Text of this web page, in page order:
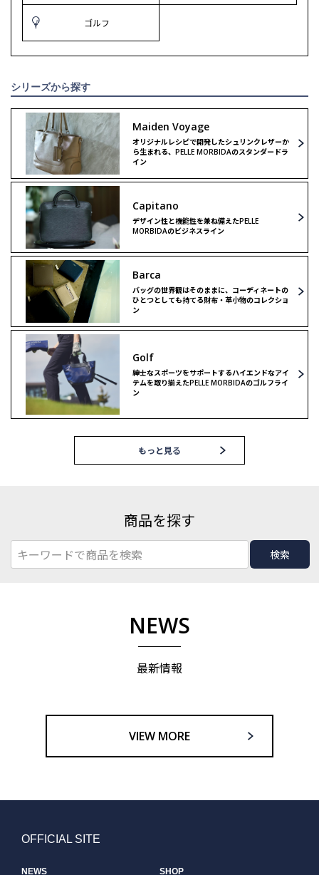
ゴルフ
シリーズから探す
Maiden Voyage
オリジナルレシピで開発したシュリンクレザーか
ら生まれる、PELLE MORBIDAのスタンダードラ
イン
Capitano
デザイン性と機能性を兼ね備えたPELLE
MORBIDAのビジネスライン
Barca
バッグの世界観はそのままに、コーディネートの
ひとつとしても持てる財布・革小物のコレクショ
ン
Golf
紳士なスポーツをサポートするハイエンドなアイ
テムを取り揃えたPELLE MORBIDAのゴルフライ
ン
もっと見る
商品を探す
検索
NEWS
最新情報
VIEW MORE
OFFICIAL SITE
NEWS SHOP